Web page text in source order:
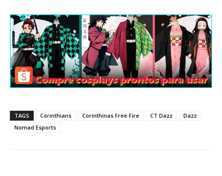
TAGS Corinthians Corinthinas Free Fire CT Dazz
Dazz
Nomad Esports